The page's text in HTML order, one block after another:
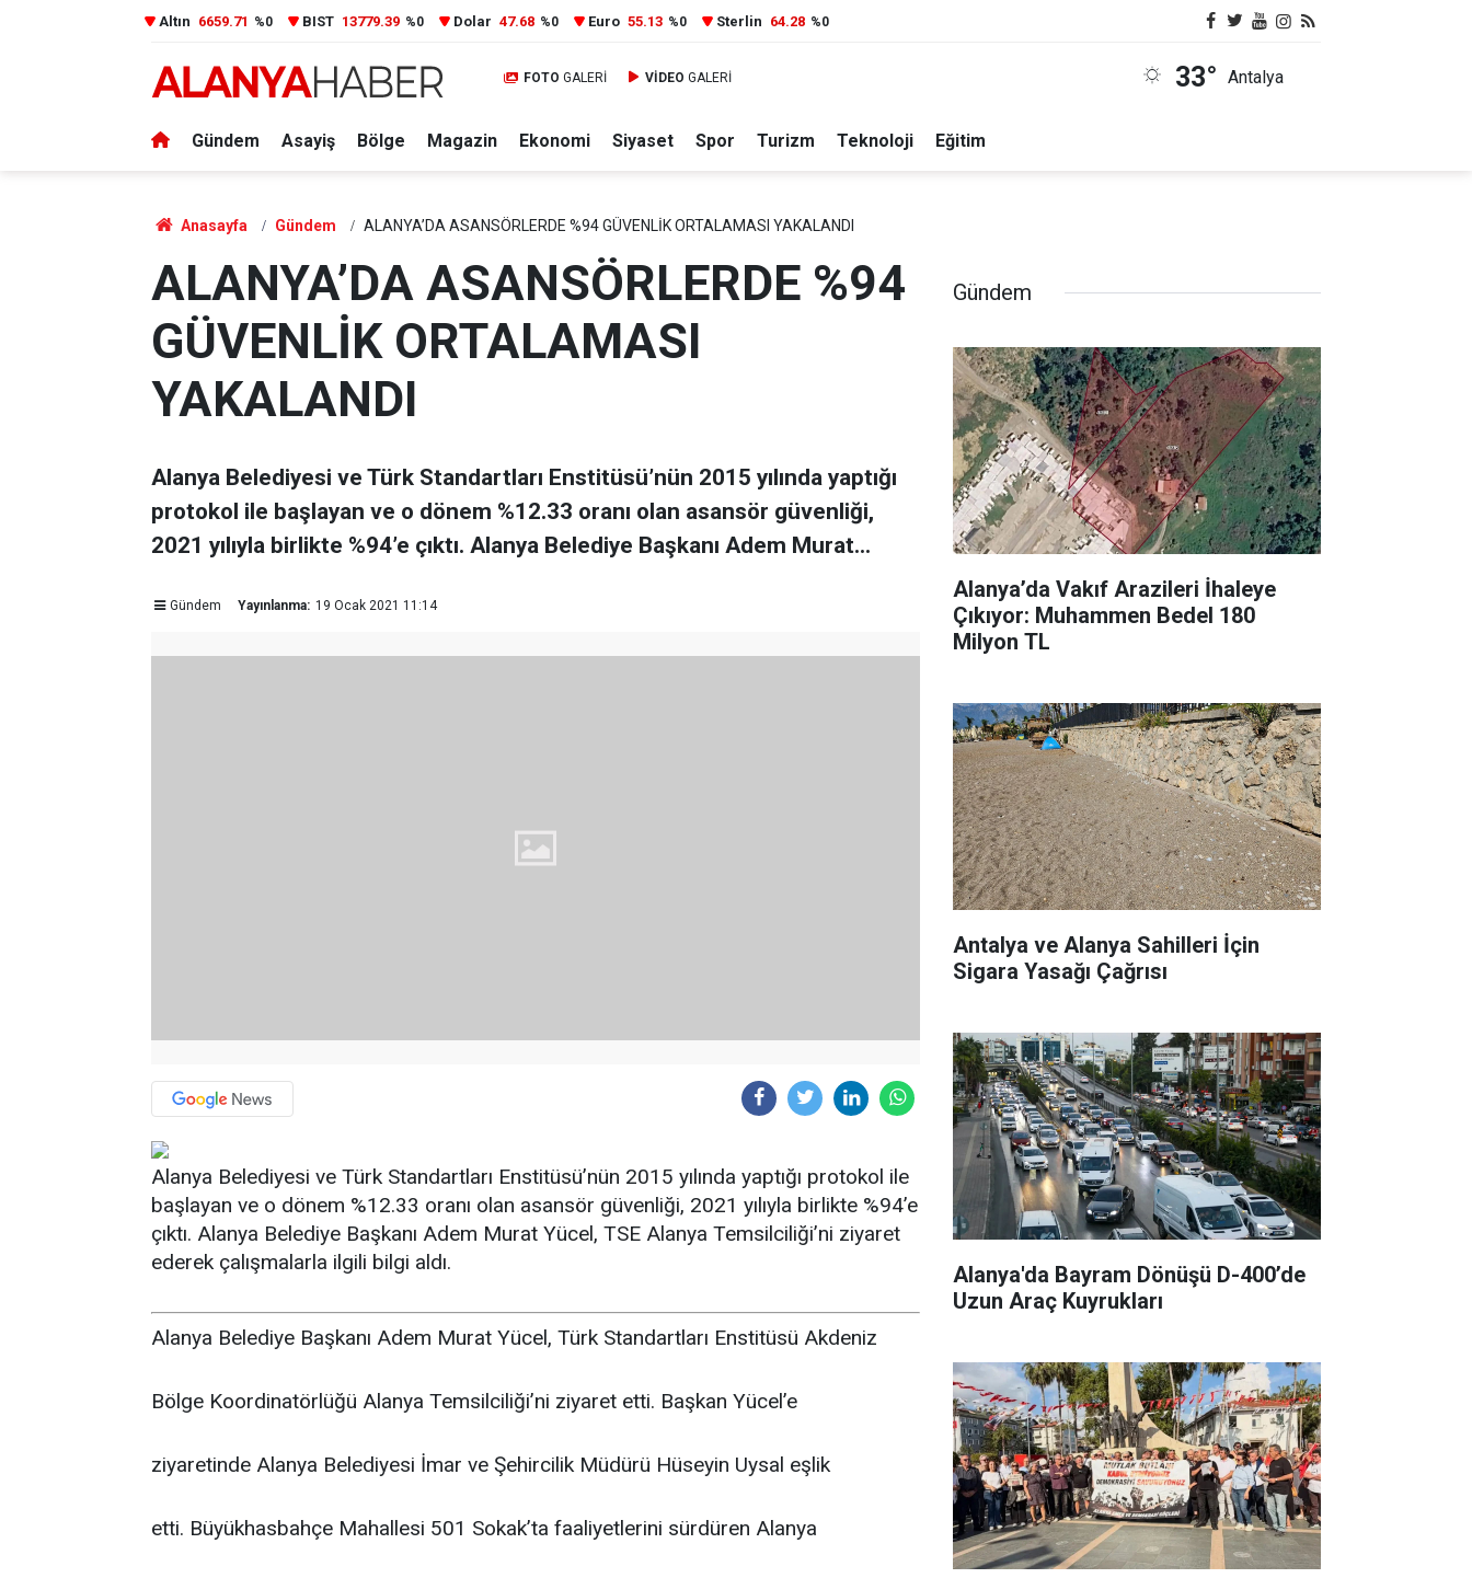
Altın 6659.71 %0 BIST 13779.39 %0 Dolar 47.68 %0 Euro 55.13 %0 Sterlin 64.28 %0
FOTO GALERİ VİDEO GALERİ 33° Antalya
Gündem Asayiş Bölge Magazin Ekonomi Siyaset Spor Turizm Teknoloji Eğitim
Anasayfa Gündem ALANYA’DA ASANSÖRLERDE %94 GÜVENLİK ORTALAMASI YAKALANDI
ALANYA’DA ASANSÖRLERDE %94
GÜVENLİK ORTALAMASI
YAKALANDI
Alanya Belediyesi ve Türk Standartları Enstitüsü’nün 2015 yılında yaptığı
protokol ile başlayan ve o dönem %12.33 oranı olan asansör güvenliği,
2021 yılıyla birlikte %94’e çıktı. Alanya Belediye Başkanı Adem Murat...
Gündem Yayınlanma: 19 Ocak 2021 11:14
Alanya Belediyesi ve Türk Standartları Enstitüsü’nün 2015 yılında yaptığı protokol ile
başlayan ve o dönem %12.33 oranı olan asansör güvenliği, 2021 yılıyla birlikte %94’e
çıktı. Alanya Belediye Başkanı Adem Murat Yücel, TSE Alanya Temsilciliği’ni ziyaret
ederek çalışmalarla ilgili bilgi aldı.
Alanya Belediye Başkanı Adem Murat Yücel, Türk Standartları Enstitüsü Akdeniz
Bölge Koordinatörlüğü Alanya Temsilciliği’ni ziyaret etti. Başkan Yücel’e
ziyaretinde Alanya Belediyesi İmar ve Şehircilik Müdürü Hüseyin Uysal eşlik
etti. Büyükhasbahçe Mahallesi 501 Sokak’ta faaliyetlerini sürdüren Alanya
Gündem
Alanya’da Vakıf Arazileri İhaleye
Çıkıyor: Muhammen Bedel 180
Milyon TL
Antalya ve Alanya Sahilleri İçin
Sigara Yasağı Çağrısı
Alanya'da Bayram Dönüşü D-400’de
Uzun Araç Kuyrukları